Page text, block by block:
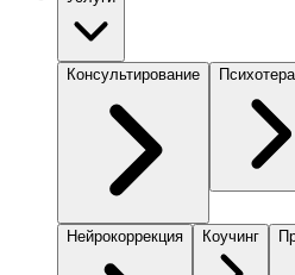
Консультирование
Нейрокоррекция Коучинг